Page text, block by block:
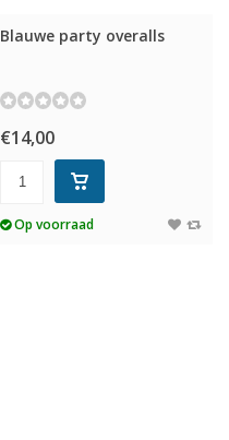
Blauwe party overalls
€14,00
Op voorraad